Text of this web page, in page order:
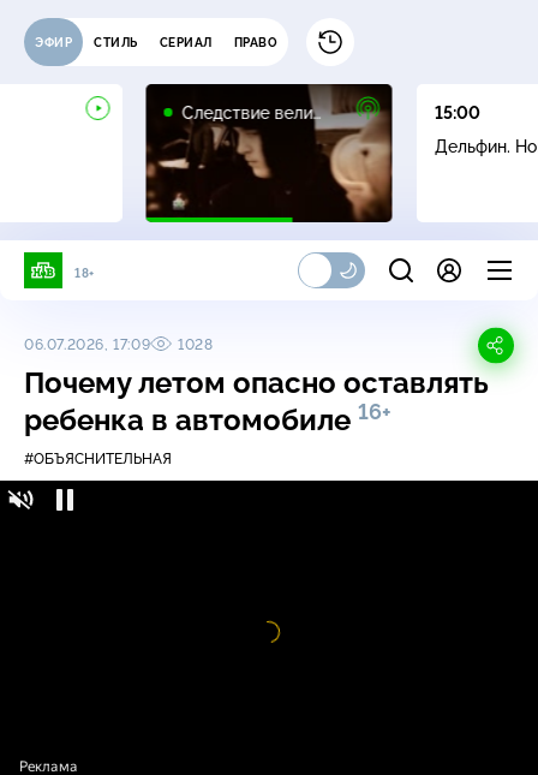
ЭФИР СТИЛЬ СЕРИАЛ ПРАВО
Следствие вели…
15:00
Дельфин.
18+
06.07.2026, 17:09 1028
Почему летом опасно оставлять
ребенка в автомобиле 16+
#ОБЪЯСНИТЕЛЬНАЯ
Видео